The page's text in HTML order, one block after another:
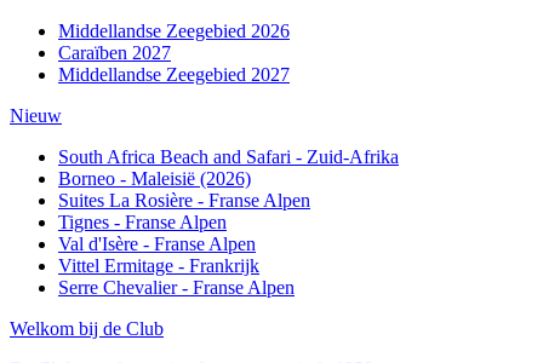
Middellandse Zeegebied 2026
Caraïben 2027
Middellandse Zeegebied 2027
Nieuw
South Africa Beach and Safari - Zuid-Afrika
Borneo - Maleisië (2026)
Suites La Rosière - Franse Alpen
Tignes - Franse Alpen
Val d'Isère - Franse Alpen
Vittel Ermitage - Frankrijk
Serre Chevalier - Franse Alpen
Welkom bij de Club